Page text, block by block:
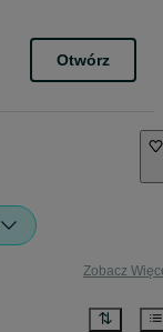
Otwórz
Zobacz